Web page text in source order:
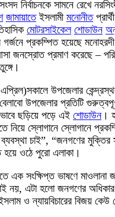
নির্বাচনকে সামনে রেখে
জামায়াতেইসলামী মনোনীত
মোটরসাইকেল শোডাউন
গর্জনে প্রকম্পিত হয়েছে
জনস্রোত প্রমাণ করেছে –
উপজেলার
উপজেলার প্রতিটি
ছড়িয়ে পড়ে এই শোডাউন ।
নিয়ে স্লোগানে স্লোগানে
ব্যবস্থা চাই”, “জনগণের
হয়ে ওঠে পুরো এলাকা।
এক সংক্ষিপ্ত ভাষণে মাওলানা
নয়, এটা হলো জনগণের
ও ন্যায়বিচারের বিজয় কেউ